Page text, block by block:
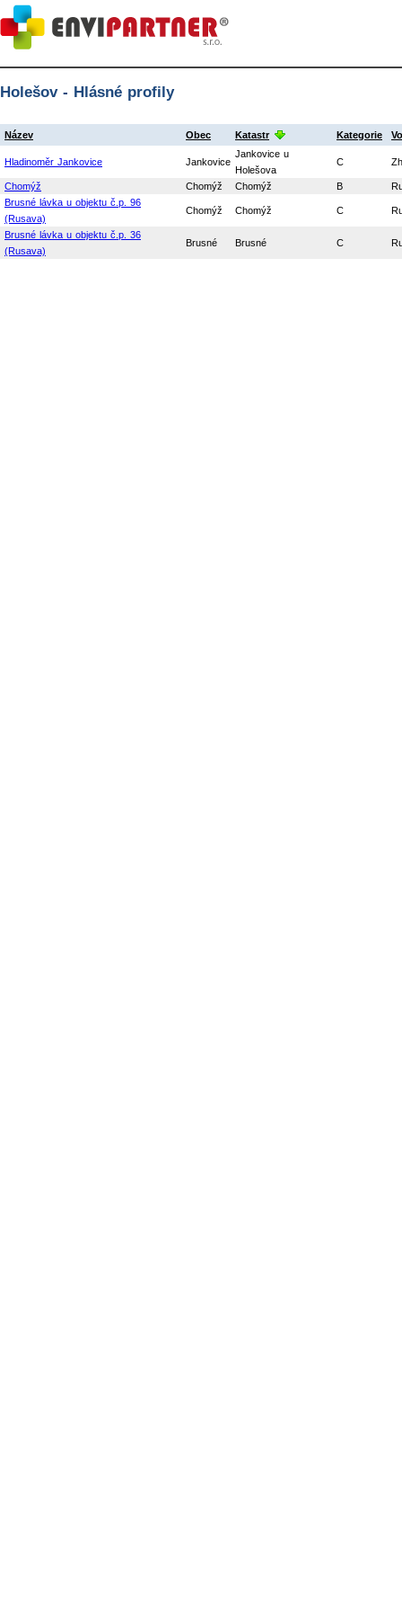
Holešov - Hlásné profily
Název Obec Katastr Kategorie
Hladinoměr Jankovice Jankovice
Jankovice u
Holešova
C
Chomýž Chomýž Chomýž B
Brusné lávka u objektu č.p. 96
(Rusava)
Chomýž Chomýž C
Brusné lávka u objektu č.p. 36
(Rusava)
Brusné Brusné C